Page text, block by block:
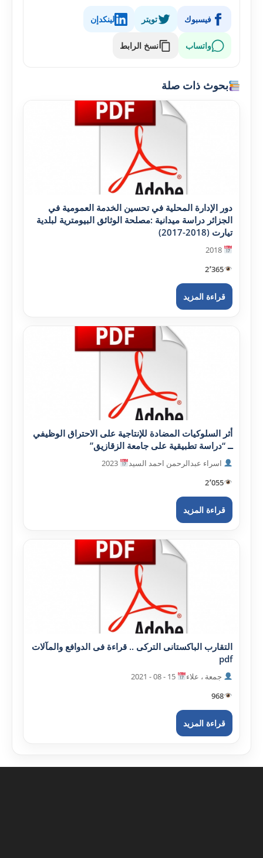
فيسبوك تويتر لينكدإن
واتساب نسخ الرابط
بحوث ذات صلة
دور الإدارة المحلية في تحسين الخدمة العمومية في
الجزائر دراسة ميدانية :مصلحة الوثائق البيومترية لبلدية
تيارت (2018-2017)
2٬365
قراءة المزيد
أثر السلوکيات المضادة للإنتاجية على الاحتراق الوظيفي
ــ “دراسة تطبيقية على جامعة الزقازيق”
اسراء عبدالرحمن احمد السيد
2٬055
قراءة المزيد
التقارب الباکستانى الترکى .. قراءة فى الدوافع والمآلات
pdf
جمعة ، علاء
968
قراءة المزيد